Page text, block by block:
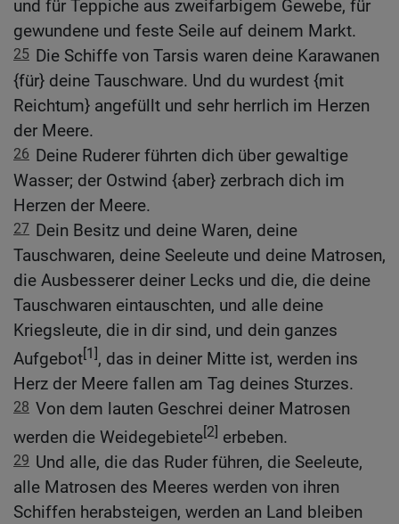
und für Teppiche aus zweifarbigem Gewebe, für
gewundene und feste Seile auf deinem Markt.
25 Die Schiffe von Tarsis waren deine Karawanen
{für} deine Tauschware. Und du wurdest {mit
Reichtum} angefüllt und sehr herrlich im Herzen
der Meere.
26 Deine Ruderer führten dich über gewaltige
Wasser; der Ostwind {aber} zerbrach dich im
Herzen der Meere.
27 Dein Besitz und deine Waren, deine
Tauschwaren, deine Seeleute und deine Matrosen,
die Ausbesserer deiner Lecks und die, die deine
Tauschwaren eintauschten, und alle deine
Kriegsleute, die in dir sind, und dein ganzes
Aufgebot[1], das in deiner Mitte ist, werden ins
Herz der Meere fallen am Tag deines Sturzes.
28 Von dem lauten Geschrei deiner Matrosen
werden die Weidegebiete[2] erbeben.
29 Und alle, die das Ruder führen, die Seeleute,
alle Matrosen des Meeres werden von ihren
Schiffen herabsteigen, werden an Land bleiben